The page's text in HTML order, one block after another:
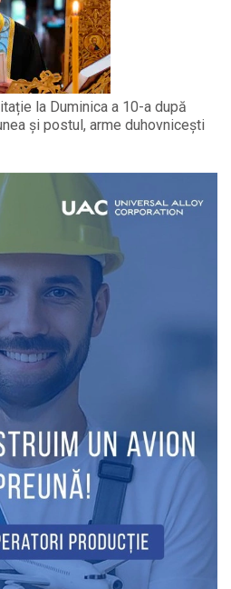
la Duminica a 10-a după
și postul, arme duhovnicești